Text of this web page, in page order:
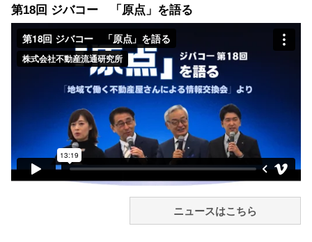
第18回 ジバコー 「原点」を語る
ニュースはこちら